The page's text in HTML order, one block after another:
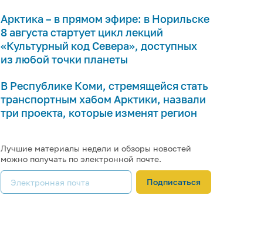
Арктика – в прямом эфире: в Норильске
8 августа стартует цикл лекций
«Культурный код Севера», доступных
из любой точки планеты
В Республике Коми, стремящейся стать
транспортным хабом Арктики, назвали
три проекта, которые изменят регион
Лучшие материалы недели и обзоры новостей
можно получать по электронной почте.
Подписаться